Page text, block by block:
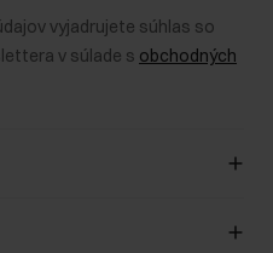
vyjadrujete súhlas so
v súlade s obchodných